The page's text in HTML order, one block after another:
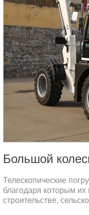
Большой
Телескопические
благодаря которым
строительстве,